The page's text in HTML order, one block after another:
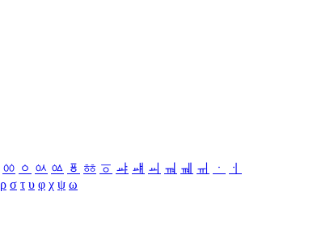
ㆀ ㆁ ㆂ ㆃ ㆄ ㆅ ㆆ ㆇ ㆈ ㆉ ㆊ ㆋ ㆌ ㆍ
ㆎ
ρ σ τ υ φ χ ψ ω